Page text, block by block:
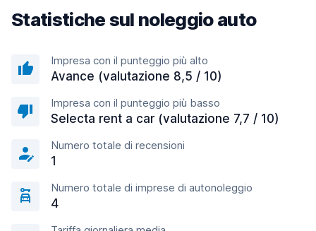
Statistiche sul noleggio auto
Impresa con il punteggio più alto
Avance (valutazione 8,5 / 10)
Impresa con il punteggio più basso
Selecta rent a car (valutazione 7,7 / 10)
Numero totale di recensioni
1
Numero totale di imprese di autonoleggio
4